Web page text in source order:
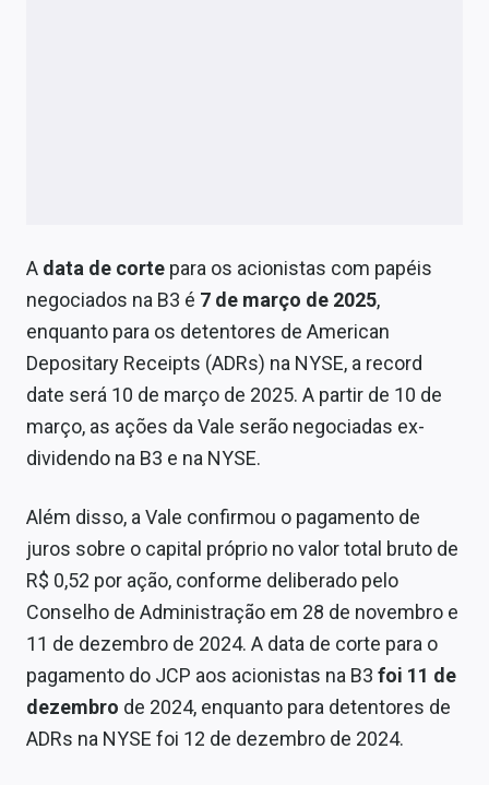
Conteúdo de Marca
Sobre
Expediente
Contato
A data de corte para os acionistas com papéis
negociados na B3 é 7 de março de 2025,
enquanto para os detentores de American
Depositary Receipts (ADRs) na NYSE, a record
date será 10 de março de 2025. A partir de 10 de
março, as ações da Vale serão negociadas ex-
dividendo na B3 e na NYSE.
Além disso, a Vale confirmou o pagamento de
juros sobre o capital próprio no valor total bruto de
R$ 0,52 por ação, conforme deliberado pelo
Conselho de Administração em 28 de novembro e
11 de dezembro de 2024. A data de corte para o
pagamento do JCP aos acionistas na B3 foi 11 de
dezembro de 2024, enquanto para detentores de
ADRs na NYSE foi 12 de dezembro de 2024.